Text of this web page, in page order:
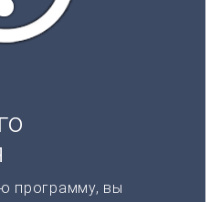
программу, вы